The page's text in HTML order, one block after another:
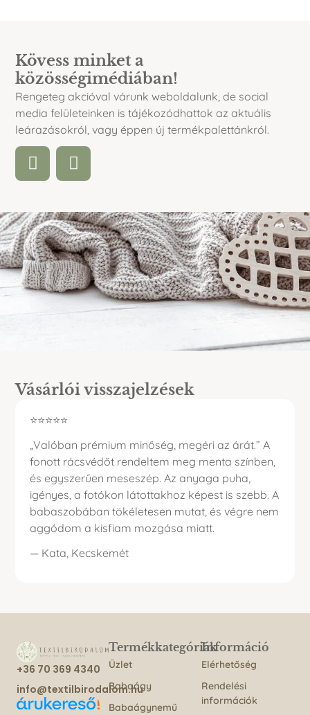
Kövess minket a
közösségimédiában!
Rengeteg akcióval várunk weboldalunk, de social
media felületeinken is tájékozódhattok az aktuális
leárazásokról, vagy éppen új termékpalettánkról.
Vásárlói visszajelzések
⭐⭐⭐⭐⭐
„Valóban prémium minőség, megéri az árát.” A
fonott rácsvédőt rendeltem meg menta színben,
és egyszerűen meseszép. Az anyaga puha,
igényes, a fotókon látottakhoz képest is szebb. A
babaszobában tökéletesen mutat, és végre nem
aggódom a kisfiam mozgása miatt.
— Kata, Kecskemét
+36 70 369 4340
info@textilbirodalom.hu
Termékkategóriák
Üzlet
Babaágy
Babaágynemű
Információ
Elérhetőség
Rendelési
információk